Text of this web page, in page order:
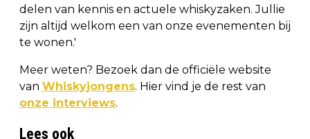
delen van kennis en actuele whiskyzaken. Jullie
zijn altijd welkom een van onze evenementen bij
te wonen.'
Meer weten? Bezoek dan de officiële website
van Whiskyjongens. Hier vind je de rest van
onze interviews.
Lees ook